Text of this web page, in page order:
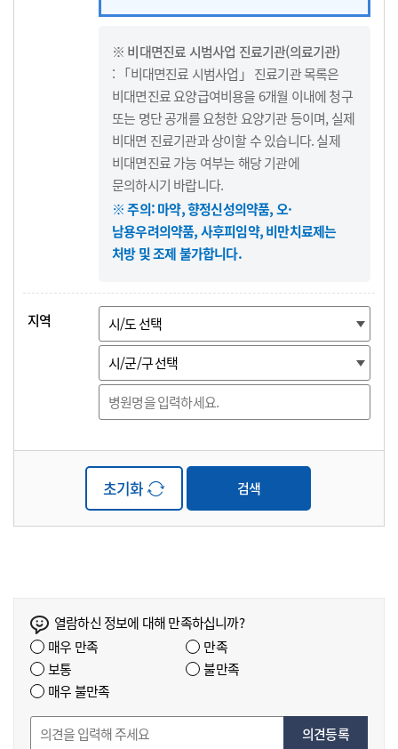
※ 비대면진료 시범사업 진료기관(의료기관)
: 「비대면진료 시범사업」 진료기관 목록은
비대면진료 요양급여비용을 6개월 이내에 청구
또는 명단 공개를 요청한 요양기관 등이며, 실제
비대면 진료기관과 상이할 수 있습니다. 실제
비대면진료 가능 여부는 해당 기관에
문의하시기 바랍니다.
※ 주의: 마약, 향정신성의약품, 오·
남용우려의약품, 사후피임약, 비만치료제는
처방 및 조제 불가합니다.
지역
초기화 검색
열람하신 정보에 대해 만족하십니까?
매우 만족
만족
보통
불만족
매우 불만족
의견등록